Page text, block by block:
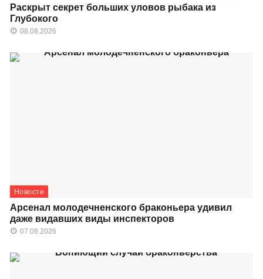
Раскрыт секрет больших уловов рыбака из
Глубокого
08.08.2026
Новости
Арсенал молодечненского браконьера удивил
даже видавших виды инспекторов
07.08.2026